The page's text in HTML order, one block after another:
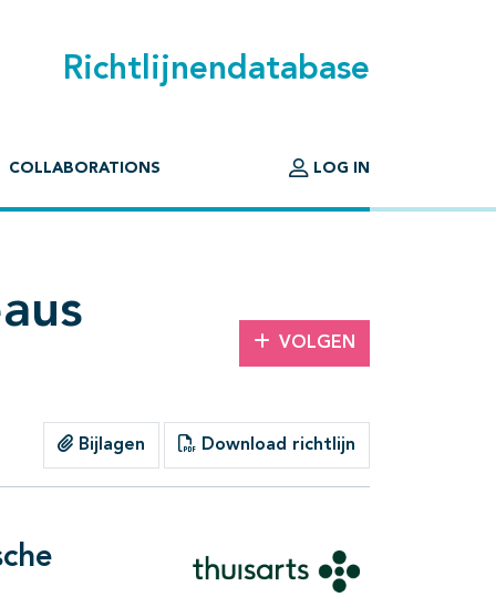
Richtlijnendatabase
COLLABORATIONS LOG IN
VOLGEN
Bijlagen Download richtlijn